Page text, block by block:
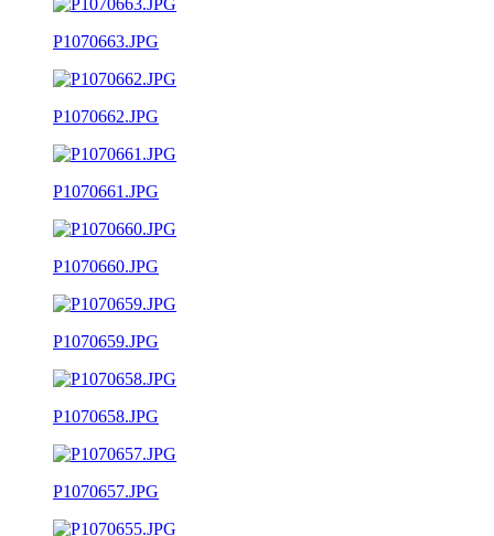
P1070663.JPG
P1070662.JPG
P1070661.JPG
P1070660.JPG
P1070659.JPG
P1070658.JPG
P1070657.JPG